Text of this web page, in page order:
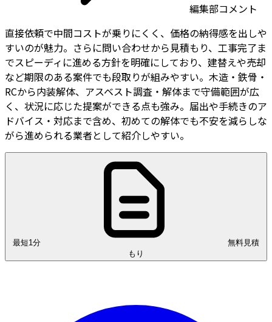
編集部コメント
直接依頼で中間コストが乗りにくく、価格の納得感を出しや
すいのが魅力。さらに問い合わせから見積もり、工事完了ま
でスピーディに進める方針を明確にしており、建替えや売却
など期限のある案件でも段取りが組みやすい。木造・鉄骨・
RCから内装解体、アスベスト調査・解体まで守備範囲が広
く、状況に応じた提案ができる点も強み。届出や手続きのア
ドバイス・対応まで含め、初めての解体でも不安を減らしな
がら進められる業者として紹介しやすい。
最短1分
もり